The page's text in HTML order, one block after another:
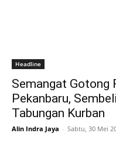
Headline
Semangat Gotong
Pekanbaru,
Tabungan Kurban
Alin Indra Jaya - Sabtu, 30 Mei